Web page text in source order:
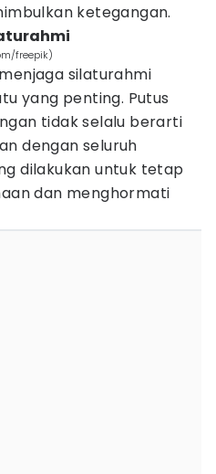
ketegangan.
freepik)
silaturahmi
yang penting. Putus
tidak selalu berarti
dengan seluruh
dilakukan untuk tetap
dan menghormati